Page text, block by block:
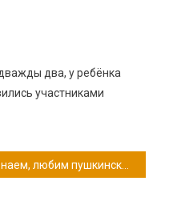
два, у ребёнка
участниками